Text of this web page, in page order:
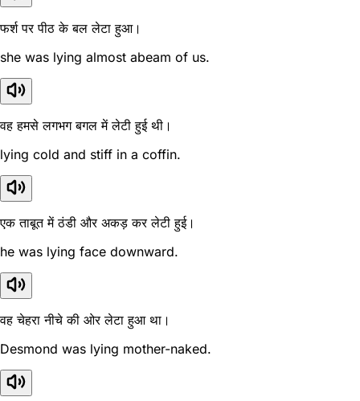
फर्श पर पीठ के बल लेटा हुआ।
she was lying almost abeam of us.
वह हमसे लगभग बगल में लेटी हुई थी।
lying cold and stiff in a coffin.
एक ताबूत में ठंडी और अकड़ कर लेटी हुई।
he was lying face downward.
वह चेहरा नीचे की ओर लेटा हुआ था।
Desmond was lying mother-naked.